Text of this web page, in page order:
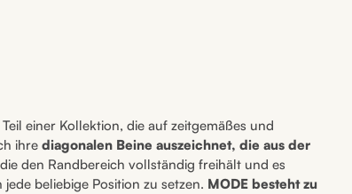
Teil einer Kollektion, die auf zeitgemäßes und
ihre diagonalen Beine auszeichnet, die aus der
den Randbereich vollständig freihält und es
beliebige Position zu setzen. MODE besteht zu